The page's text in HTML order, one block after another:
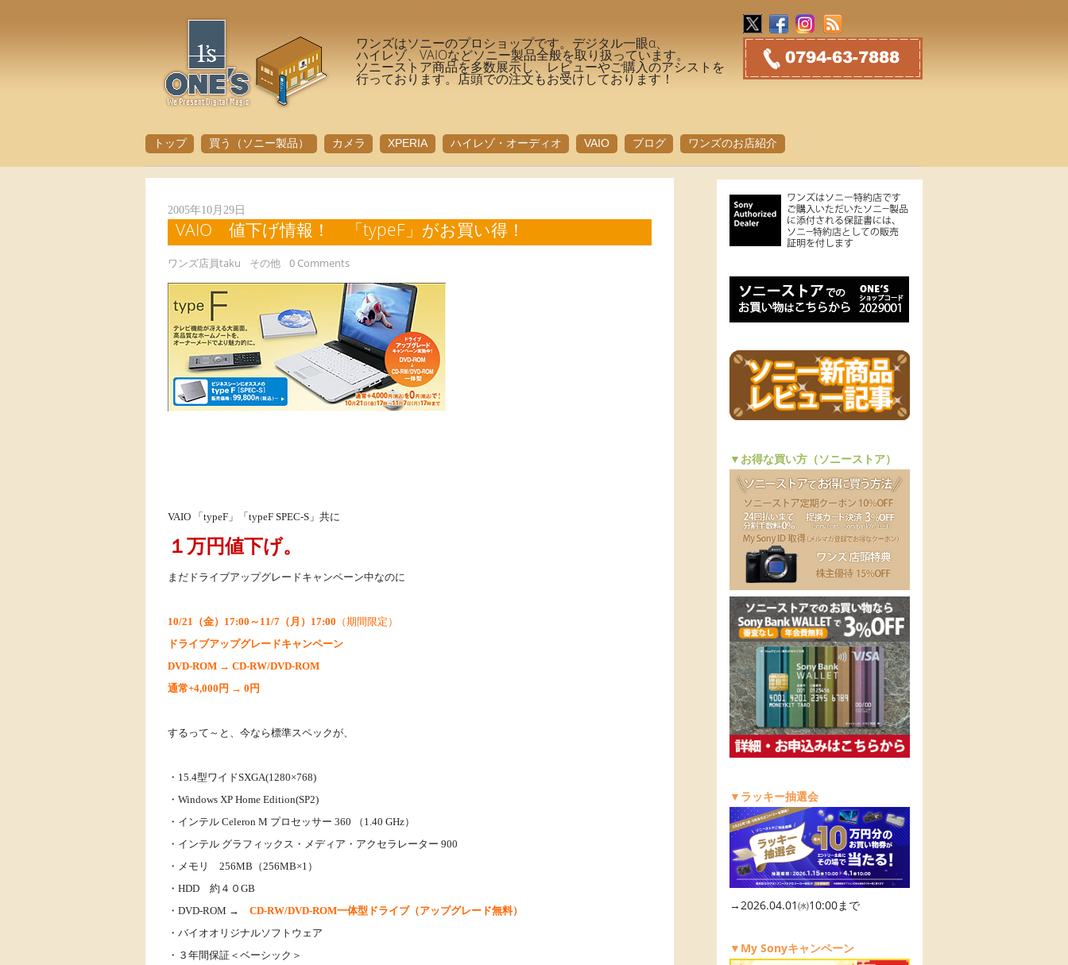
ワンズはソニーのプロショップです。デジタル一眼α、
ハイレゾ、VAIOなどソニー製品全般を取り扱っています。
ソニーストア商品を多数展示し、レビューやご購入のアシストを
行っております。店頭での注文もお受けしております！
トップ 買う（ソニー製品） カメラ XPERIA ハイレゾ・オーディオ VAIO ブログ ワンズのお店紹介
2005年10月29日
VAIO 値下げ情報！ 「typeF」がお買い得！
ワンズ店員taku その他 0 Comments
VAIO 「typeF」「typeF SPEC-S」共に
１万円値下げ。
まだドライブアップグレードキャンペーン中なのに
10/21（金）17:00～11/7（月）17:00 （期間限定）
ドライブアップグレードキャンペーン
DVD-ROM → CD-RW/DVD-ROM
通常+4,000円 → 0円
するって～と、今なら標準スペックが、
・15.4型ワイドSXGA(1280×768)
・Windows XP Home Edition(SP2)
・インテル Celeron M プロセッサー 360 （1.40 GHz）
・インテル グラフィックス・メディア・アクセラレーター 900
・メモリ 256MB（256MB×1）
・HDD 約４０GB
・DVD-ROM → CD-RW/DVD-ROM一体型ドライブ（アップグレード無料）
・バイオオリジナルソフトウェア
・３年間保証＜ベーシック＞
▼お得な買い方（ソニーストア）
▼ラッキー抽選会
→2026.04.01㈬10:00まで
▼My Sonyキャンペーン